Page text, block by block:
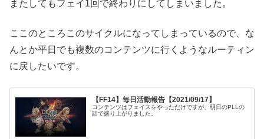
またしてもフェイ1回で終わりにしてしまいました。
ここのところこのサイクルになってしまっているので、な
んとか平日でも複数のコンテンツに行くようなルーティン
に戻したいです。
【FF14】毎日活動報告【2021/09/17】
コンテンツはフェイスをやっただけですが、明日のPLLの
話で盛り上がりました。